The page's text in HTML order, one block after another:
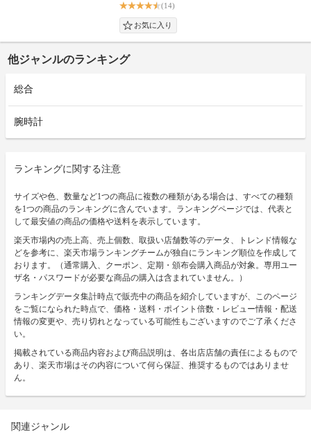
(14)
他ジャンルのランキング
総合
腕時計
ランキングに関する注意
サイズや色、数量など1つの商品に複数の種類がある場合は、すべての種類
を1つの商品のランキングに含んでいます。ランキングページでは、代表と
して最安値の商品の価格や送料を表示しています。
楽天市場内の売上高、売上個数、取扱い店舗数等のデータ、トレンド情報な
どを参考に、楽天市場ランキングチームが独自にランキング順位を作成して
おります。（通常購入、クーポン、定期・頒布会購入商品が対象。専用ユー
ザ名・パスワードが必要な商品の購入は含まれていません。）
ランキングデータ集計時点で販売中の商品を紹介していますが、このページ
をご覧になられた時点で、価格・送料・ポイント倍数・レビュー情報・配送
情報の変更や、売り切れとなっている可能性もございますのでご了承くださ
い。
掲載されている商品内容および商品説明は、各出店店舗の責任によるもので
あり、楽天市場はその内容について何ら保証、推奨するものではありませ
ん。
関連ジャンル